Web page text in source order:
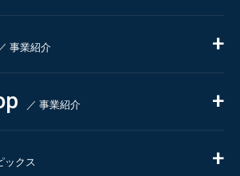
／ 事業紹介
／ 事業紹介
ックス